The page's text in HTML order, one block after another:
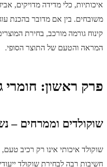
איכותיות, כלי מדידה מדויקים,
משובחים. בין אם מדובר בהכנת
קינוח גורמה מורכב, בחירת
המראה והטעם של התוצר הסופי.
פרק ראשון: חומרי
שוקולדים וממרחים –
שוקולד איכותי אינו רק רכיב
חשיבות רבה לבחירת שוקולד